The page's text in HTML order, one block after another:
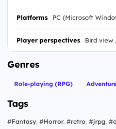
Platforms PC (Microsoft
Player perspectives Bird
Genres
Role-playing (RPG)
Tags
#Fantasy, #Horror, #retro, #jrpg, #